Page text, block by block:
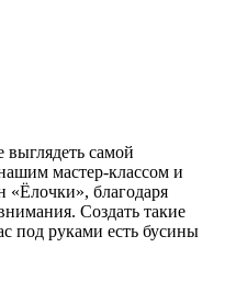
выглядеть самой
мастер-классом и
«Ёлочки», благодаря
Создать такие
под руками есть бусины